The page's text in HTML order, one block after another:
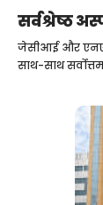
सर्वश्रेष्ठ
जेसीआई और
साथ-साथ